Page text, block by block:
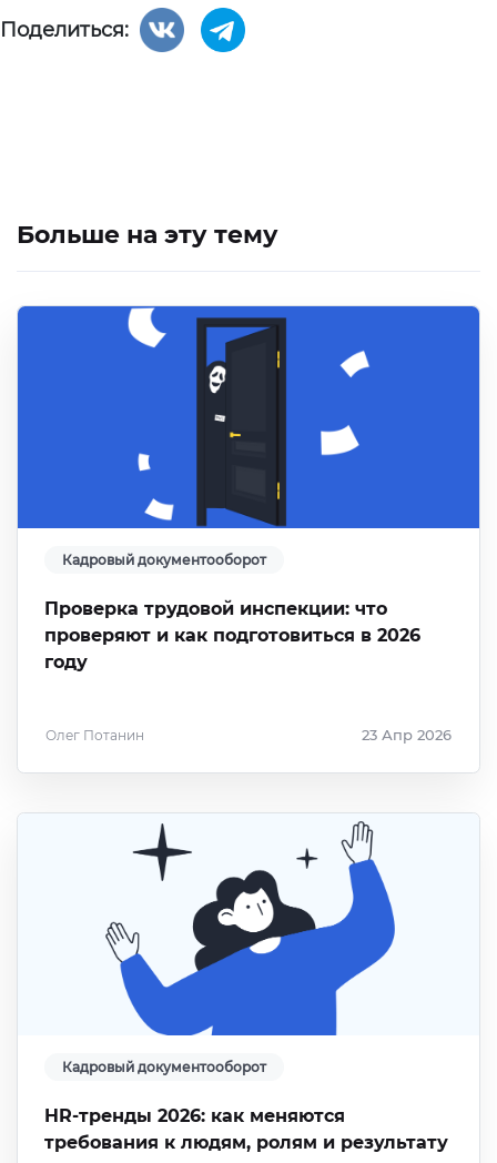
Поделиться:
Больше на эту тему
Кадровый документооборот
Проверка трудовой инспекции: что
проверяют и как подготовиться в 2026
году
Олег Потанин 23 Апр 2026
Кадровый документооборот
HR-тренды 2026: как меняются
требования к людям, ролям и результату